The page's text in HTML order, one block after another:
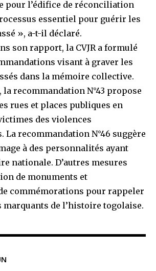
pour l’édifice de réconciliation
essentiel pour guérir les
», a-t-il déclaré.
son rapport, la CVJR a formulé
visant à graver les
dans la mémoire collective.
recommandation N°43 propose
rues et places publiques en
des violences
La recommandation N°46 suggère
à des personnalités ayant
nationale. D’autres mesures
de monuments et
commémorations pour rappeler
marquants de l’histoire togolaise.